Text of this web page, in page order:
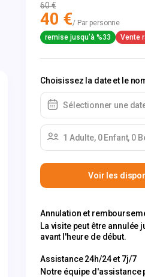
60 €
40 €/ Par personne
remise jusqu'à %33
Vente
Choisissez la date et le
Sélectionner une
1 Adulte, 0 Enfant, 0
Voir les
Annulation et
La visite peut être annulée
avant l'heure de début.
Assistance 24h/24 et 7j/7
Notre équipe d'assistance